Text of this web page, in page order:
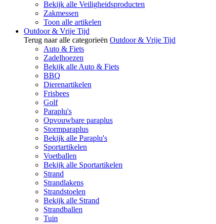
Bekijk alle Veiligheidsproducten
Zakmessen
Toon alle artikelen
Outdoor & Vrije Tijd
Terug naar alle categorieën Outdoor & Vrije Tijd
Auto & Fiets
Zadelhoezen
Bekijk alle Auto & Fiets
BBQ
Dierenartikelen
Frisbees
Golf
Paraplu's
Opvouwbare paraplus
Stormparaplus
Bekijk alle Paraplu's
Sportartikelen
Voetballen
Bekijk alle Sportartikelen
Strand
Strandlakens
Strandstoelen
Bekijk alle Strand
Strandballen
Tuin